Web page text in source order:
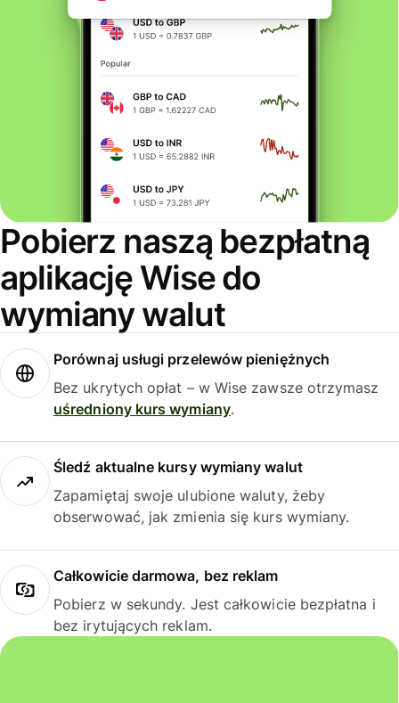
Pobierz naszą bezpłatną
aplikację Wise do
wymiany walut
Porównaj usługi przelewów pieniężnych
Bez ukrytych opłat – w Wise zawsze otrzymasz
uśredniony kurs wymiany.
Śledź aktualne kursy wymiany walut
Zapamiętaj swoje ulubione waluty, żeby
obserwować, jak zmienia się kurs wymiany.
Całkowicie darmowa, bez reklam
Pobierz w sekundy. Jest całkowicie bezpłatna i
bez irytujących reklam.